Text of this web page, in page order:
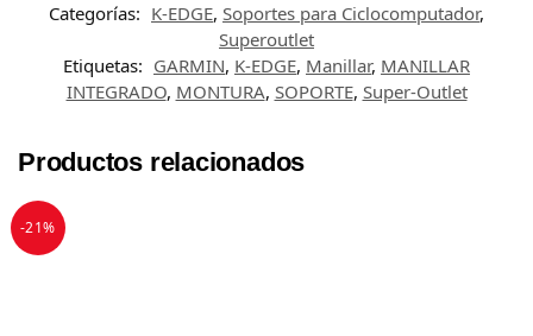
Categorías: K-EDGE, Soportes para Ciclocomputador,
Superoutlet
Etiquetas: GARMIN, K-EDGE, Manillar, MANILLAR
INTEGRADO, MONTURA, SOPORTE, Super-Outlet
Productos relacionados
-21%